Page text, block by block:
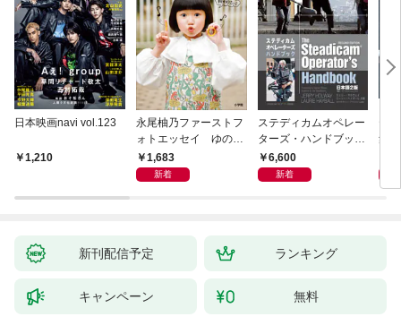
日本映画navi vol.123
1,210
永尾柚乃ファーストフ
ォトエッセイ ゆのも
のがたり
1,683
新着
ステディカムオペレー
ターズ・ハンドブック
日本語版 電子版 第２
版
6,600
新着
集
ウ
【
新刊配信予定 ランキング
キャンペーン 無料